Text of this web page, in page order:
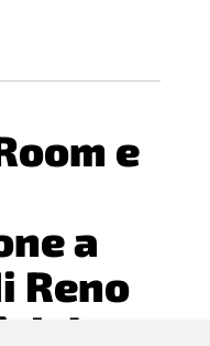
e
a
Reno
del